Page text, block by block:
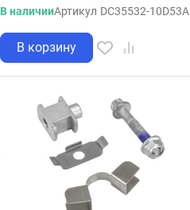
В наличииАртикул DC35532-10D53A
В корзину